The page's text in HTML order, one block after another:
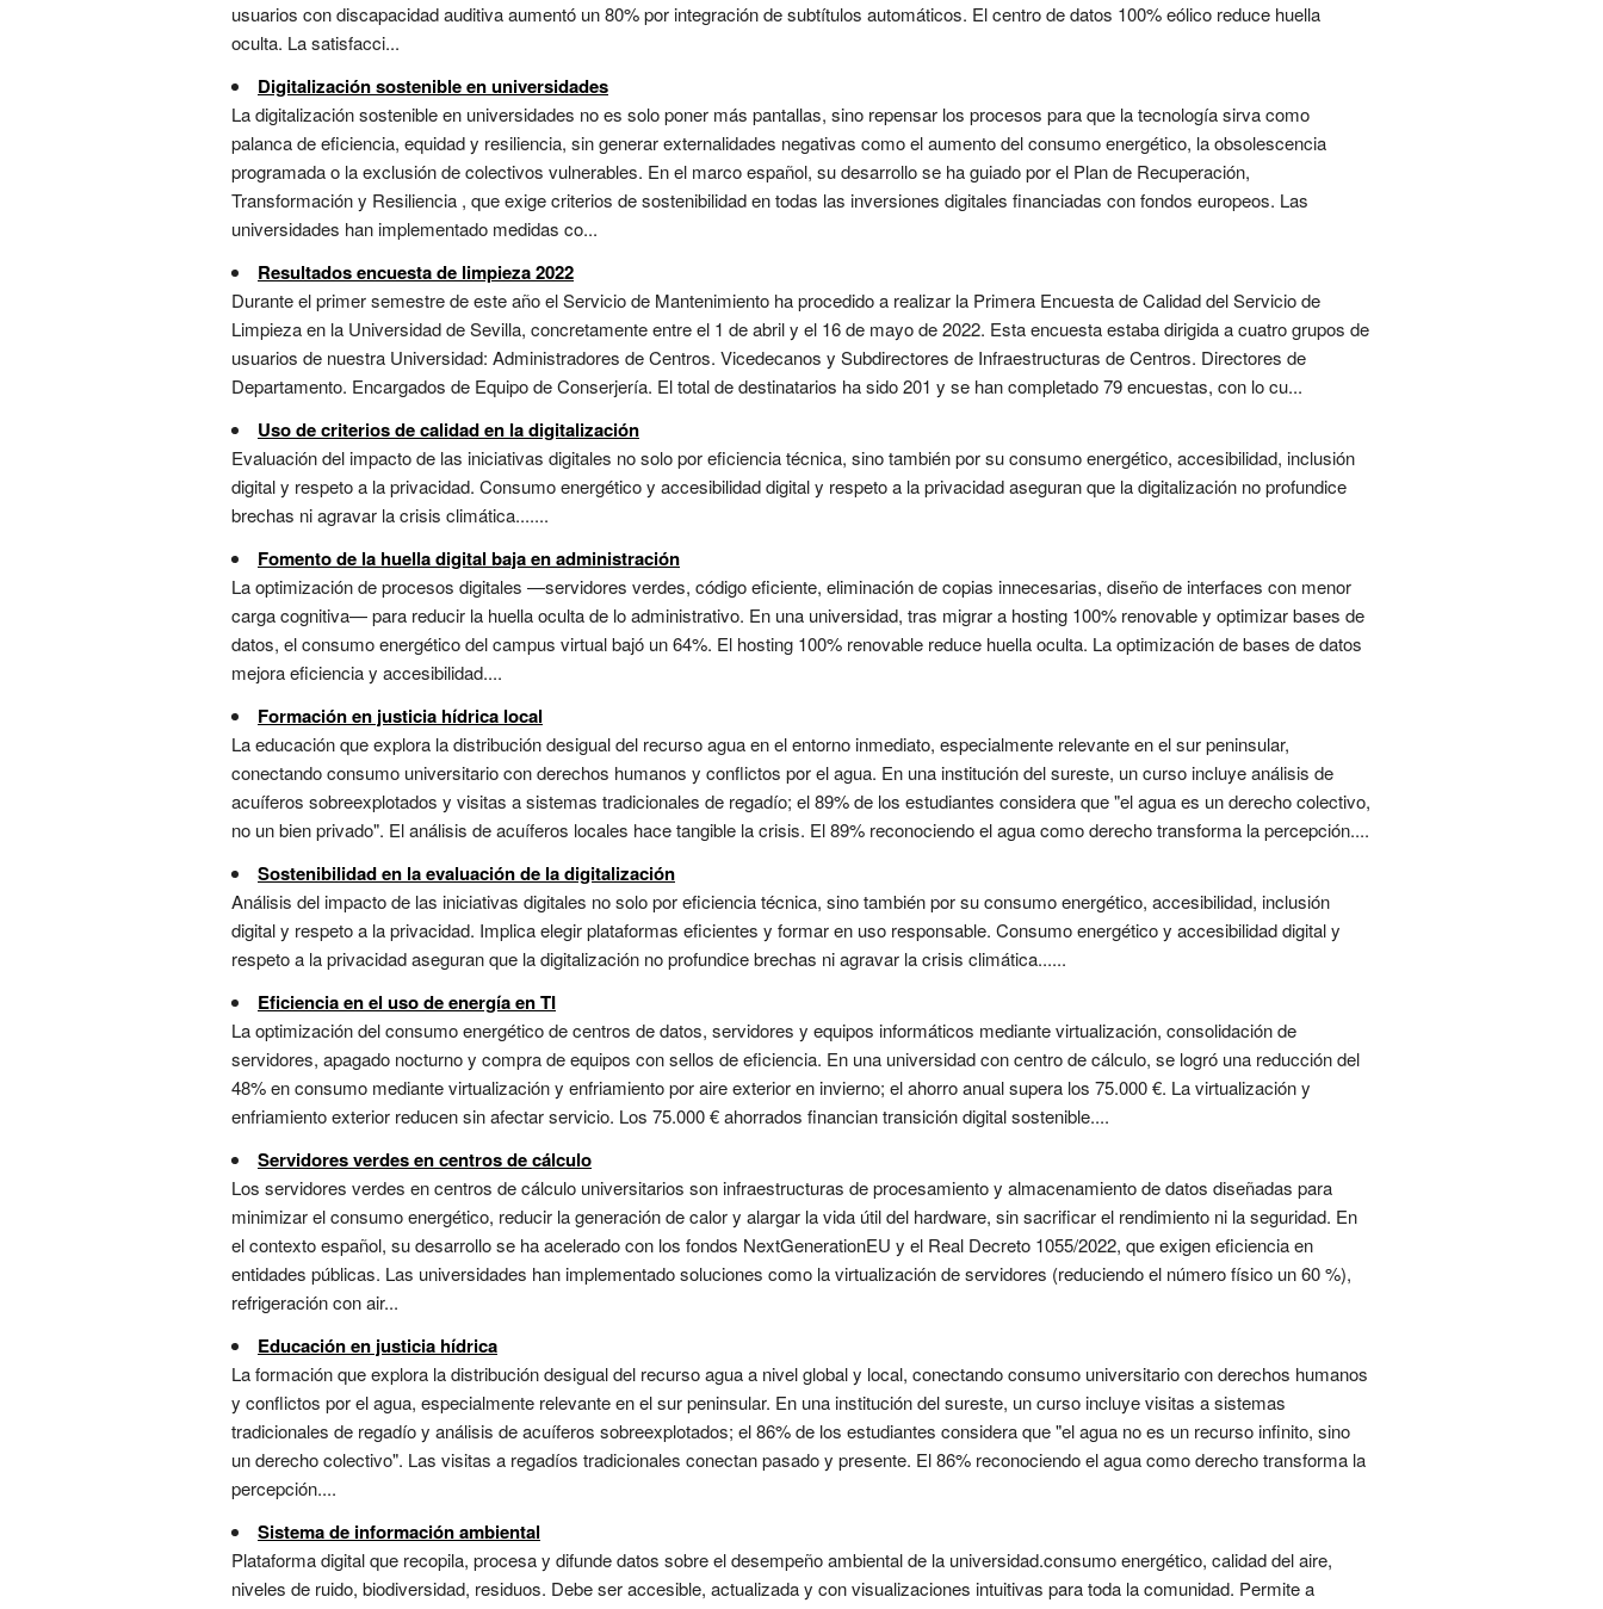
usuarios con discapacidad auditiva aumentó un 80% por integración de subtítulos automáticos. El centro de datos 100% eólico reduce huella
oculta. La satisfacci...
Digitalización sostenible en universidades
La digitalización sostenible en universidades no es solo poner más pantallas, sino repensar los procesos para que la tecnología sirva como
palanca de eficiencia, equidad y resiliencia, sin generar externalidades negativas como el aumento del consumo energético, la obsolescencia
programada o la exclusión de colectivos vulnerables. En el marco español, su desarrollo se ha guiado por el Plan de Recuperación,
Transformación y Resiliencia , que exige criterios de sostenibilidad en todas las inversiones digitales financiadas con fondos europeos. Las
universidades han implementado medidas co...
Resultados encuesta de limpieza 2022
Durante el primer semestre de este año el Servicio de Mantenimiento ha procedido a realizar la Primera Encuesta de Calidad del Servicio de
Limpieza en la Universidad de Sevilla, concretamente entre el 1 de abril y el 16 de mayo de 2022. Esta encuesta estaba dirigida a cuatro grupos de
usuarios de nuestra Universidad: Administradores de Centros. Vicedecanos y Subdirectores de Infraestructuras de Centros. Directores de
Departamento. Encargados de Equipo de Conserjería. El total de destinatarios ha sido 201 y se han completado 79 encuestas, con lo cu...
Uso de criterios de calidad en la digitalización
Evaluación del impacto de las iniciativas digitales no solo por eficiencia técnica, sino también por su consumo energético, accesibilidad, inclusión
digital y respeto a la privacidad. Consumo energético y accesibilidad digital y respeto a la privacidad aseguran que la digitalización no profundice
brechas ni agravar la crisis climática.......
Fomento de la huella digital baja en administración
La optimización de procesos digitales —servidores verdes, código eficiente, eliminación de copias innecesarias, diseño de interfaces con menor
carga cognitiva— para reducir la huella oculta de lo administrativo. En una universidad, tras migrar a hosting 100% renovable y optimizar bases de
datos, el consumo energético del campus virtual bajó un 64%. El hosting 100% renovable reduce huella oculta. La optimización de bases de datos
mejora eficiencia y accesibilidad....
Formación en justicia hídrica local
La educación que explora la distribución desigual del recurso agua en el entorno inmediato, especialmente relevante en el sur peninsular,
conectando consumo universitario con derechos humanos y conflictos por el agua. En una institución del sureste, un curso incluye análisis de
acuíferos sobreexplotados y visitas a sistemas tradicionales de regadío; el 89% de los estudiantes considera que "el agua es un derecho colectivo,
no un bien privado". El análisis de acuíferos locales hace tangible la crisis. El 89% reconociendo el agua como derecho transforma la percepción....
Sostenibilidad en la evaluación de la digitalización
Análisis del impacto de las iniciativas digitales no solo por eficiencia técnica, sino también por su consumo energético, accesibilidad, inclusión
digital y respeto a la privacidad. Implica elegir plataformas eficientes y formar en uso responsable. Consumo energético y accesibilidad digital y
respeto a la privacidad aseguran que la digitalización no profundice brechas ni agravar la crisis climática......
Eficiencia en el uso de energía en TI
La optimización del consumo energético de centros de datos, servidores y equipos informáticos mediante virtualización, consolidación de
servidores, apagado nocturno y compra de equipos con sellos de eficiencia. En una universidad con centro de cálculo, se logró una reducción del
48% en consumo mediante virtualización y enfriamiento por aire exterior en invierno; el ahorro anual supera los 75.000 €. La virtualización y
enfriamiento exterior reducen sin afectar servicio. Los 75.000 € ahorrados financian transición digital sostenible....
Servidores verdes en centros de cálculo
Los servidores verdes en centros de cálculo universitarios son infraestructuras de procesamiento y almacenamiento de datos diseñadas para
minimizar el consumo energético, reducir la generación de calor y alargar la vida útil del hardware, sin sacrificar el rendimiento ni la seguridad. En
el contexto español, su desarrollo se ha acelerado con los fondos NextGenerationEU y el Real Decreto 1055/2022, que exigen eficiencia en
entidades públicas. Las universidades han implementado soluciones como la virtualización de servidores (reduciendo el número físico un 60 %),
refrigeración con air...
Educación en justicia hídrica
La formación que explora la distribución desigual del recurso agua a nivel global y local, conectando consumo universitario con derechos humanos
y conflictos por el agua, especialmente relevante en el sur peninsular. En una institución del sureste, un curso incluye visitas a sistemas
tradicionales de regadío y análisis de acuíferos sobreexplotados; el 86% de los estudiantes considera que "el agua no es un recurso infinito, sino
un derecho colectivo". Las visitas a regadíos tradicionales conectan pasado y presente. El 86% reconociendo el agua como derecho transforma la
percepción....
Sistema de información ambiental
Plataforma digital que recopila, procesa y difunde datos sobre el desempeño ambiental de la universidad.consumo energético, calidad del aire,
niveles de ruido, biodiversidad, residuos. Debe ser accesible, actualizada y con visualizaciones intuitivas para toda la comunidad. Permite a